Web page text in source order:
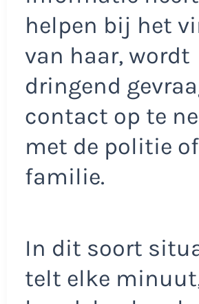
helpen bij het
van haar, wordt
dringend
contact op te
met de politie
familie.
In dit soort
telt elke